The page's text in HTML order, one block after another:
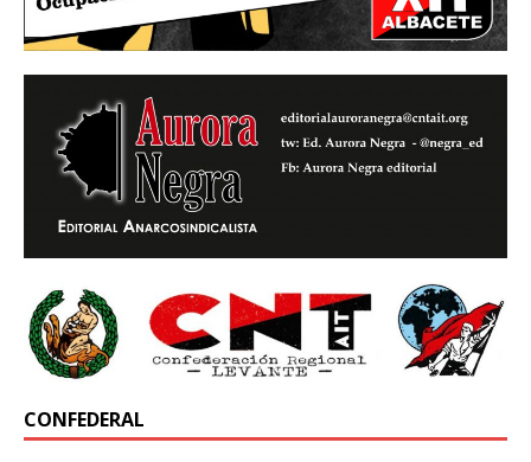
CONFEDERAL